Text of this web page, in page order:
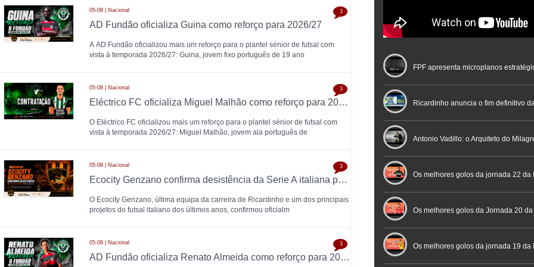
05-08 | Nacional
AD Fundão oficializa Guina como reforço para 2026/27
A AD Fundão oficializou mais um reforço para o plantel sénior de futsal com
vista à temporada 2026/27: Guina, jovem fixo português de 19 ano
3
05-08 | Nacional
Eléctrico FC oficializa Miguel Malhão como reforço para 2026/27
O Eléctrico FC oficializou mais um reforço para o plantel sénior de futsal com
vista à temporada 2026/27: Miguel Malhão, jovem ala português de
3
05-08 | Nacional
Ecocity Genzano confirma desistência da Serie A italiana para 2026/27
O Ecocity Genzano, última equipa da carreira de Ricardinho e um dos principais
projetos do futsal italiano dos últimos anos, confirmou oficialm
3
05-08 | Nacional
AD Fundão oficializa Renato Almeida como reforço para 2026/27
3
FPF apresenta microplanos
Nacional de Arbitragem
Ricardinho anuncia o fim definitivo
profissional em conferência histórica
Futebol
Antonio Vadillo: o Arquiteto do
Futsal | Documentário
Os melhores golos da jornada 22 da
Os melhores golos da Jornada 20
Futsal
Os melhores golos da jornada 19 da